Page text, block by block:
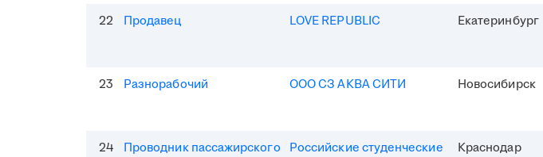
22 Продавец LOVE REPUBLIC Екатеринбург
23 Разнорабочий ООО СЗ АКВА СИТИ Новосибирск
24
Проводник пассажирского
Российские студенческие
Краснодар